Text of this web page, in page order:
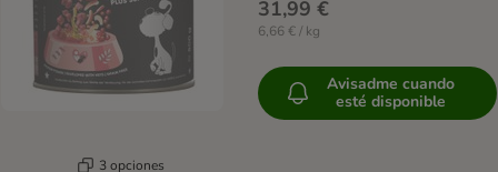
3 opciones
31,99 €
6,66 € / kg
Avisadme cuando
esté disponible